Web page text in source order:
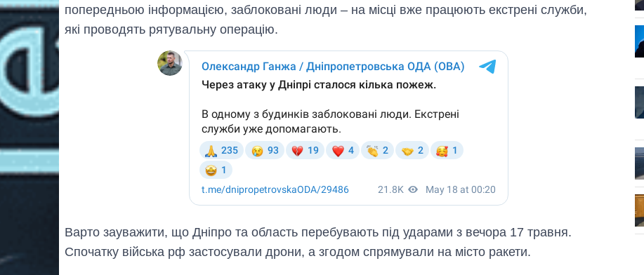
попередньою інформацією, заблоковані люди – на місці вже працюють екстрені служби,
які проводять рятувальну операцію.
Варто зауважити, що Дніпро та область перебувають під ударами з вечора 17 травня.
Спочатку війська рф застосували дрони, а згодом спрямували на місто ракети.